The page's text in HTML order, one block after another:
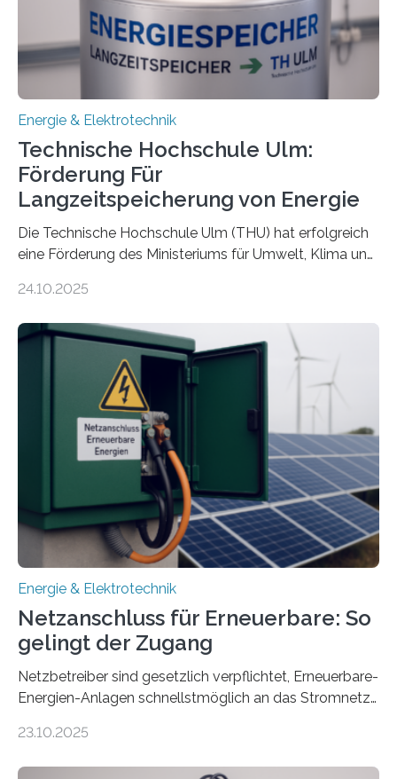
Energie & Elektrotechnik
Technische Hochschule Ulm:
Förderung Für
Langzeitspeicherung von Energie
Die Technische Hochschule Ulm (THU) hat erfolgreich
eine Förderung des Ministeriums für Umwelt, Klima und
Forschungsprojekt „LAGER – Langzeitspeicherung in
Quartieren“ eingeworben. Ziel des Projekts ist die
Entwicklung, Erprobung und Demonstration von
Konzepten zur langfristigen Energiespeicherung in
sektorübergreifend vernetzten Energiesystemen. Das
Projekt startete am 15. Oktober 2025, hat eine Laufzeit
von drei Jahren und ein Gesamtvolumen von rund 2,9
Millionen Euro, wovon 2,6 Millionen Euro durch das
Ministerium für Umwelt, Klima und…
24.10.2025
Energie & Elektrotechnik
Netzanschluss für Erneuerbare: So
gelingt der Zugang
Netzbetreiber sind gesetzlich verpflichtet, Erneuerbare-
Energien-Anlagen schnellstmöglich an das Stromnetz
ermöglichen. Doch der dafür nötige Netzausbau hinkt
23.10.2025